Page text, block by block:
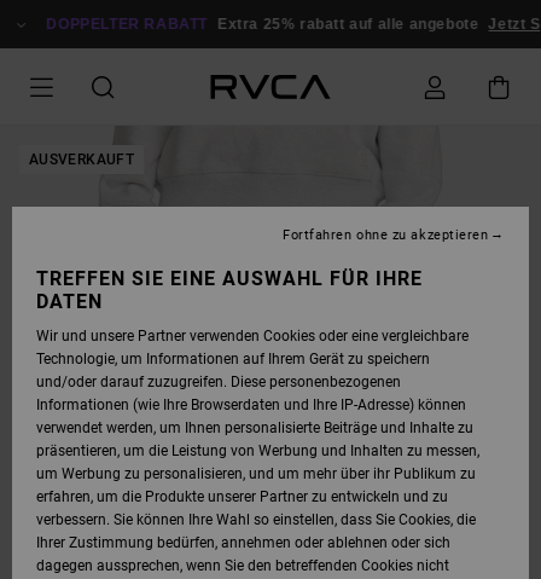
ZUR
DOPPELTER RABATT Extra 25% rabatt auf alle angebote Jetzt
AUSVERKAUFT
TREFFEN SIE EINE AUSWAHL FÜR IHRE
DATEN
Wir und unsere Partner verwenden Cookies oder eine vergleichbare
Technologie, um Informationen auf Ihrem Gerät zu speichern
und/oder darauf zuzugreifen. Diese personenbezogenen
Informationen (wie Ihre Browserdaten und Ihre IP-Adresse) können
verwendet werden, um Ihnen personalisierte Beiträge und Inhalte zu
präsentieren, um die Leistung von Werbung und Inhalten zu messen,
um Werbung zu personalisieren, und um mehr über ihr Publikum zu
erfahren, um die Produkte unserer Partner zu entwickeln und zu
verbessern. Sie können Ihre Wahl so einstellen, dass Sie Cookies, die
Ihrer Zustimmung bedürfen, annehmen oder ablehnen oder sich
dagegen aussprechen, wenn Sie den betreffenden Cookies nicht
Fortfahren ohne zu akzeptieren